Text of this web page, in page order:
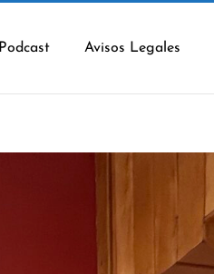
Podcast Avisos Legales